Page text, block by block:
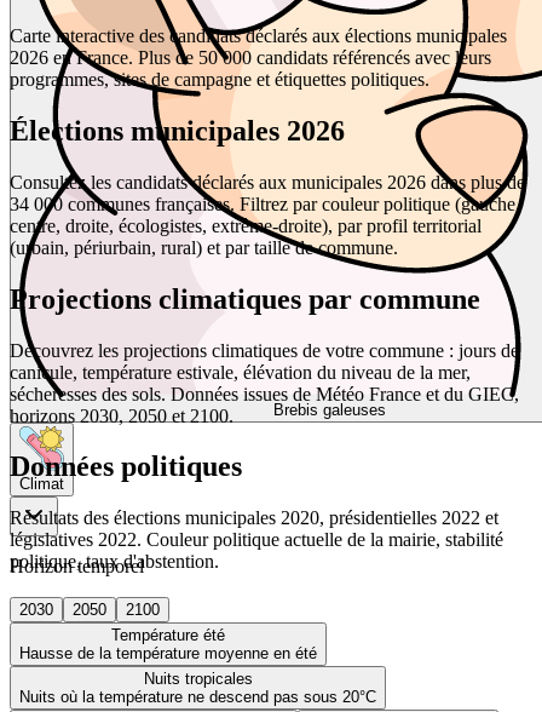
Brebis galeuses
Climat
Horizon temporel
2030 2050
2100
Température été
Hausse de la température moyenne en été
Nuits tropicales
Nuits où la température ne descend pas sous 20°C
Carte interactive des candidats déclarés aux élections municipales
2026 en France. Plus de 50 000 candidats référencés avec leurs
programmes, sites de campagne et étiquettes politiques.
Élections municipales 2026
Consultez les candidats déclarés aux municipales 2026 dans plus de
34 000 communes françaises. Filtrez par couleur politique (gauche,
centre, droite, écologistes, extrême-droite), par profil territorial
(urbain, périurbain, rural) et par taille de commune.
Projections climatiques par commune
Découvrez les projections climatiques de votre commune : jours de
canicule, température estivale, élévation du niveau de la mer,
sécheresses des sols. Données issues de Météo France et du GIEC,
horizons 2030, 2050 et 2100.
Données politiques
Résultats des élections municipales 2020, présidentielles 2022 et
législatives 2022. Couleur politique actuelle de la mairie, stabilité
politique, taux d'abstention.